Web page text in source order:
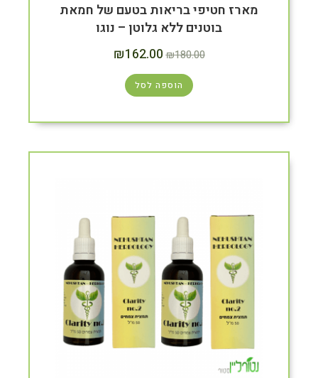
מארז חטיפי בריאות בטעם של חמאת
בוטנים ללא גלוטן – נוגו
₪180.00
₪162.00
הוספה לסל